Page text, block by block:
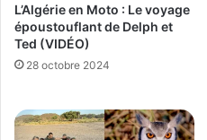
L’Algérie en Moto : Le voyage
époustouflant de Delph et
Ted (VIDÉO)
28 octobre 2024